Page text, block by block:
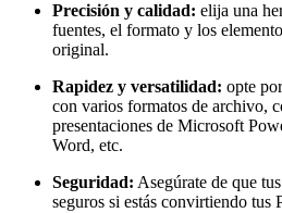
Precisión y calidad: elija una
fuentes, el formato y los
original.
Rapidez y versatilidad: opte
con varios formatos de archivo,
presentaciones de Microsoft
Word, etc.
Seguridad: Asegúrate de que
seguros si estás convirtiendo tus